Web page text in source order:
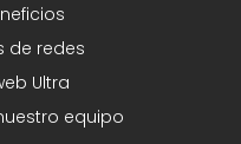
de redes
Ultra
equipo